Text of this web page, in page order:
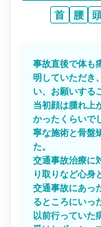
首 腰
事故直後で体も
明していただき
い、お願いする
当初顔は腫れ上
かったくらいで
寧な施術と骨盤
た。
交通事故治療に
り取りなど心身
交通事故にあっ
るところにいっ
以前行っていた